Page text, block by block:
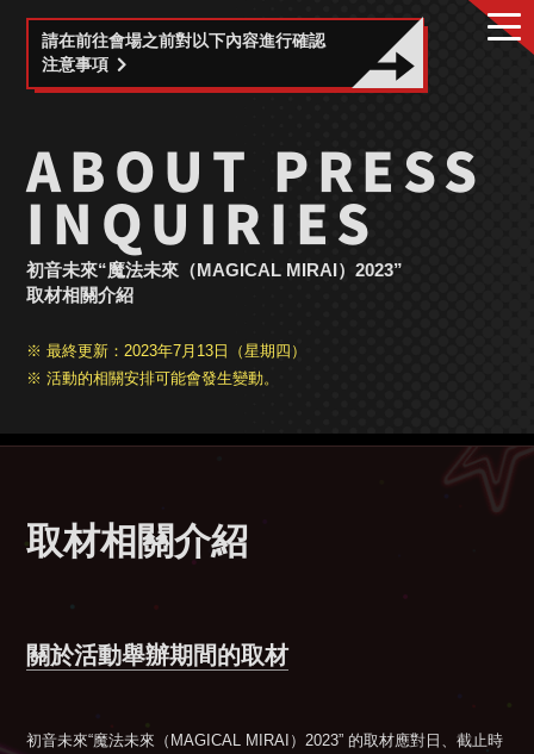
請在前往會場之前對以下內容進行確認
注意事項
ABOUT PRESS
INQUIRIES
初音未來“魔法未來（MAGICAL MIRAI）2023”
取材相關介紹
※ 最終更新：2023年7月13日（星期四）
※ 活動的相關安排可能會發生變動。
取材相關介紹
關於活動舉辦期間的取材
初音未來“魔法未來（MAGICAL MIRAI）2023” 的取材應對日、截止時